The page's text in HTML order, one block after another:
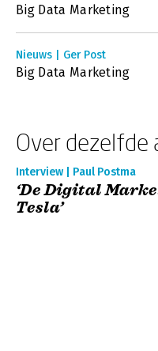
Big Data Marketing
Nieuws | Ger Post
Big Data Marketing
Over dezelfde
Interview | Paul Postma
‘De Digital
Tesla’